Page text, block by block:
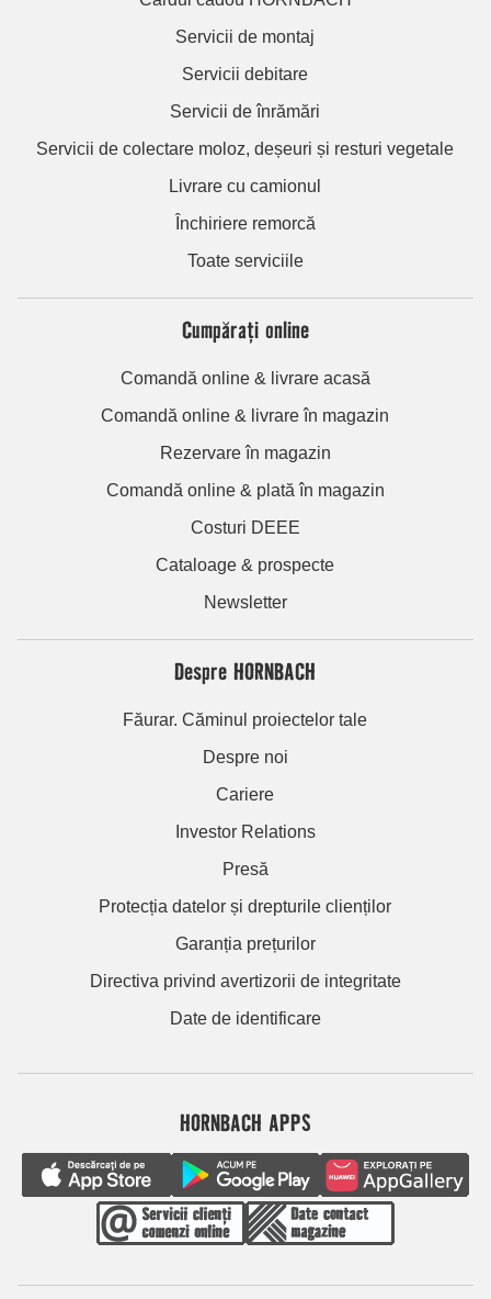
Servicii de montaj
Servicii debitare
Servicii de înrămări
Servicii de colectare moloz, deșeuri și resturi vegetale
Livrare cu camionul
Închiriere remorcă
Toate serviciile
Cumpărați online
Comandă online & livrare acasă
Comandă online & livrare în magazin
Rezervare în magazin
Comandă online & plată în magazin
Costuri DEEE
Cataloage & prospecte
Newsletter
Despre HORNBACH
Făurar. Căminul proiectelor tale
Despre noi
Cariere
Investor Relations
Presă
Protecția datelor și drepturile clienților
Garanția prețurilor
Directiva privind avertizorii de integritate
Date de identificare
HORNBACH APPS